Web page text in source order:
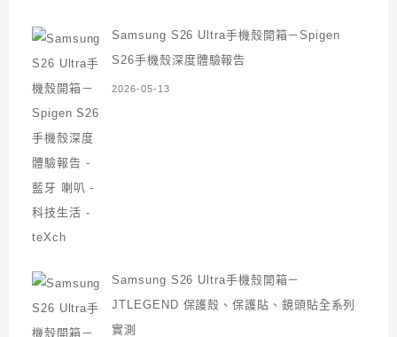
Samsung S26 Ultra手機殼開箱－Spigen
S26手機殼深度體驗報告
2026-05-13
Samsung S26 Ultra手機殼開箱－
JTLEGEND 保護殼、保護貼、鏡頭貼全系列
實測